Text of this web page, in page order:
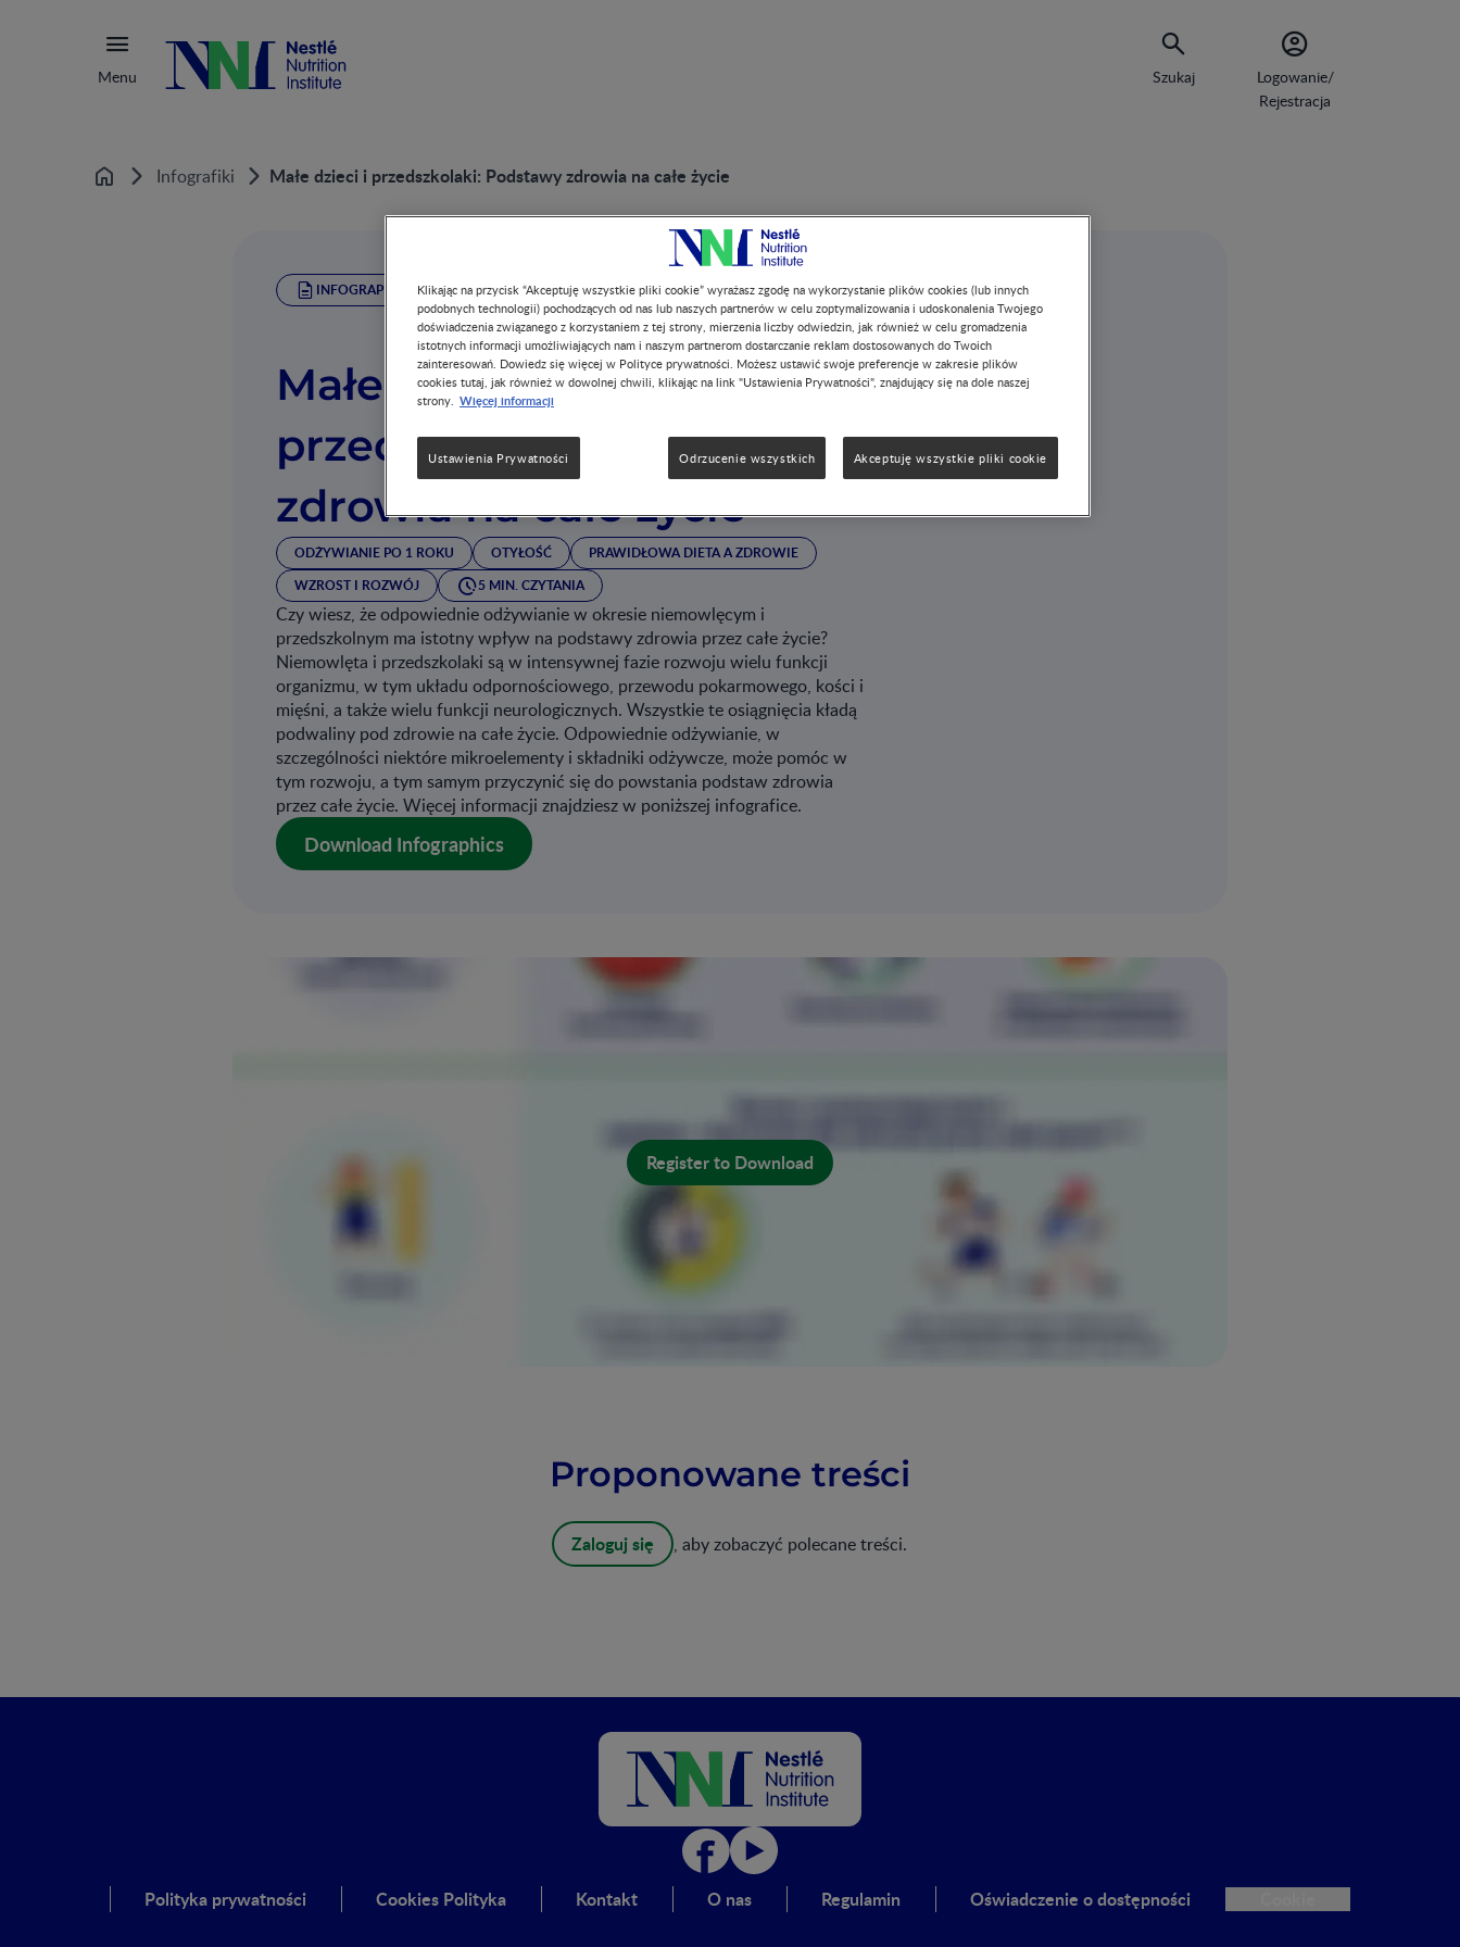
Menu Szukaj
Logowanie/
Rejestracja
Home Infografiki Małe dzieci i przedszkolaki: Podstawy zdrowia na całe życie
INFOGRAPHIC
Małe dzieci i
przedszkolaki: Podstawy
zdrowia na całe życie
ODŻYWIANIE PO 1 ROKU OTYŁOŚĆ
PRAWIDŁOWA DIETA A ZDROWIE
WZROST I ROZWÓJ
5 MIN. CZYTANIA
Czy wiesz, że odpowiednie odżywianie w okresie niemowlęcym i
przedszkolnym ma istotny wpływ na podstawy zdrowia przez całe życie?
Niemowlęta i przedszkolaki są w intensywnej fazie rozwoju wielu funkcji
organizmu, w tym układu odpornościowego, przewodu pokarmowego, kości i
mięśni, a także wielu funkcji neurologicznych. Wszystkie te osiągnięcia kładą
podwaliny pod zdrowie na całe życie. Odpowiednie odżywianie, w
szczególności niektóre mikroelementy i składniki odżywcze, może pomóc w
tym rozwoju, a tym samym przyczynić się do powstania podstaw zdrowia
przez całe życie. Więcej informacji znajdziesz w poniższej infografice.
Download Infographics
Register to Download
Proponowane treści
Zaloguj się , aby zobaczyć polecane treści.
Polityka prywatności Cookies Polityka Kontakt O nas Regulamin Oświadczenie o dostępności
Klikając na przycisk “Akceptuję wszystkie pliki cookie” wyrażasz zgodę na wykorzystanie plików cookies (lub innych
podobnych technologii) pochodzących od nas lub naszych partnerów w celu zoptymalizowania i udoskonalenia Twojego
doświadczenia związanego z korzystaniem z tej strony, mierzenia liczby odwiedzin, jak również w celu gromadzenia
istotnych informacji umożliwiających nam i naszym partnerom dostarczanie reklam dostosowanych do Twoich
zainteresowań. Dowiedz się więcej w Polityce prywatności. Możesz ustawić swoje preferencje w zakresie plików
cookies tutaj, jak również w dowolnej chwili, klikając na link "Ustawienia Prywatności", znajdujący się na dole naszej
strony. Więcej informacji
Ustawienia Prywatności Odrzucenie wszystkich Akceptuję wszystkie pliki cookie